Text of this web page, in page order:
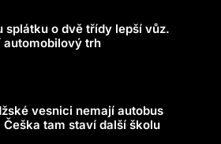
splátku o dvě třídy lepší vůz.
automobilový trh
vesnici nemají autobus
tam staví další školu